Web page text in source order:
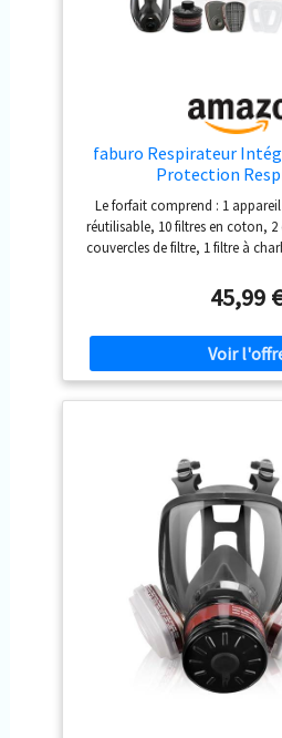
joint
un
faburo Respirateur
Protection
Le forfait comprend : 1
réutilisable, 10 filtres en coton,
couvercles de filtre, 1 filtre à
conviennent pour les travaux
transformation des aliments, les
etc. (Remarque : cet appareil
recommandé pour les porteurs
professionnelle: Notre
interface universelle permet de
problème de compatibilité.
et réutilisé. Confort
respirateur facial complet est
élastique de qualité alimentaire,
souple, confortable, durable et
souple assure une excellente
que le bandeau réglable
utilisateurs. Il constitue le
prolongé, sans provoquer
exceptionnel: Ce respirateur
équipé d’une large lentille
45,99